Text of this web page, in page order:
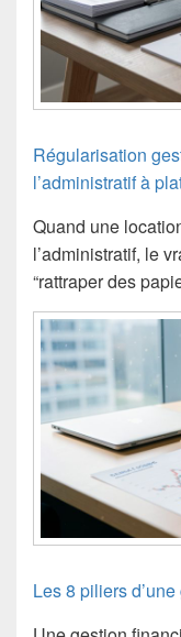
Régularisation
l’administratif à
Quand une
l’administratif, le
“rattraper des
Les 8 piliers